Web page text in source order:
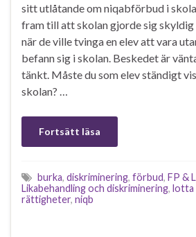
sitt utlåtande om niqabförbud i
fram till att skolan gjorde sig
när de ville tvinga en elev att vara
befann sig i skolan. Beskedet är
tänkt. Måste du som elev ständigt
skolan? …
Fortsätt läsa
burka, diskriminering, förbud, FP &
Likabehandling och diskriminering, lotta
rättigheter, niqb